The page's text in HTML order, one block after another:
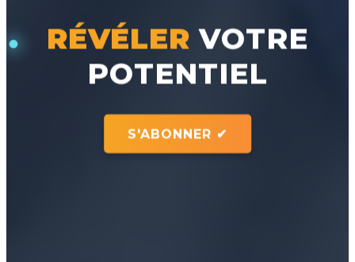
RÉVÉLER VOTRE
POTENTIEL
S'ABONNER ✔